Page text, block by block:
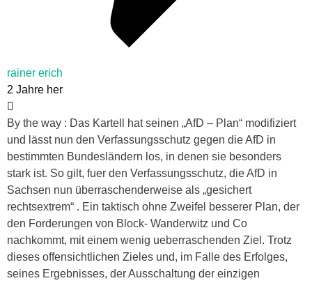
rainer erich
2 Jahre her
By the way : Das Kartell hat seinen „AfD – Plan“ modifiziert
und lässt nun den Verfassungsschutz gegen die AfD in
bestimmten Bundesländern los, in denen sie besonders
stark ist. So gilt, fuer den Verfassungsschutz, die AfD in
Sachsen nun überraschenderweise als „gesichert
rechtsextrem“ . Ein taktisch ohne Zweifel besserer Plan, der
den Forderungen von Block- Wanderwitz und Co
nachkommt, mit einem wenig ueberraschenden Ziel. Trotz
dieses offensichtlichen Zieles und, im Falle des Erfolges,
seines Ergebnisses, der Ausschaltung der einzigen